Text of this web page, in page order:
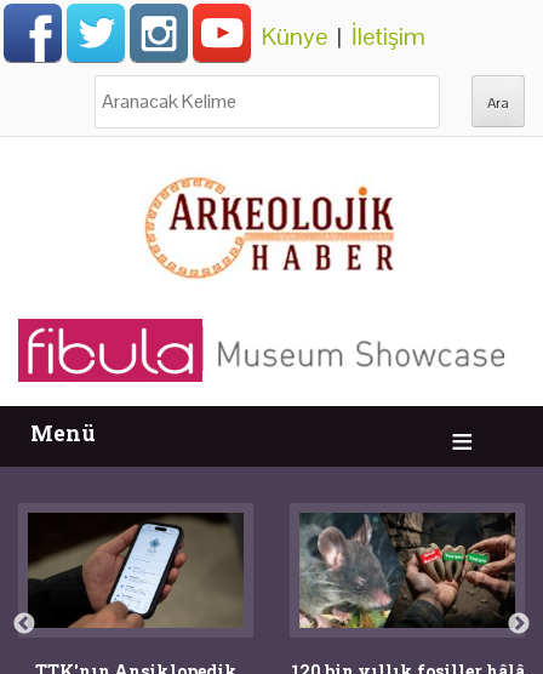
Künye | İletişim
Menü